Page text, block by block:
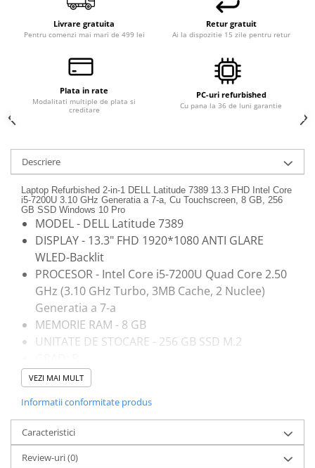
Livrare gratuita
Pentru comenzi mai mari de 499 lei
Retur gratuit
Ai la dispozitie 15 zile pentru retur
Plata in rate
Modalitati multiple de plata si
creditare
PC-uri refurbished
Cu pana la 36 de luni garantie
Descriere
Laptop Refurbished 2-in-1 DELL Latitude 7389 13.3 FHD Intel Core
i5-7200U 3.10 GHz Generatia a 7-a, Cu Touchscreen, 8 GB, 256
GB SSD Windows 10 Pro
MODEL - DELL Latitude 7389
DISPLAY - 13.3" FHD 1920*1080 ANTI GLARE
WLED-Backlit
PROCESOR - Intel Core i5-7200U Quad Core 2.50
GHz (3.10 GHz Turbo, 3MB Cache, 2 Nuclee)
Generatia a 7-a
MEMORIE RAM - 8 GB
UNITATE DE STOCARE - 256 GB SSD M.2
TOUCHSCREEN: DA
TASTATURA: UE
PLACA VIDEO - Intel UHD Graphics 620
UNITATE OPTICA - Fara unitate optica
CARACTRISTICI - WEBCAM, TASTATURA
ILUMINATA BLUETOOTH 2x USB 3.1 1x USB-C 3.1
VEZI MAI MULT
Informatii conformitate produs
Caracteristici
Review-uri(0)